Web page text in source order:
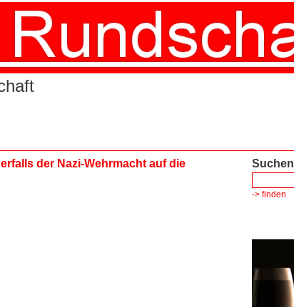
der Nazi-Wehrmacht auf die
Suchen
-> finden